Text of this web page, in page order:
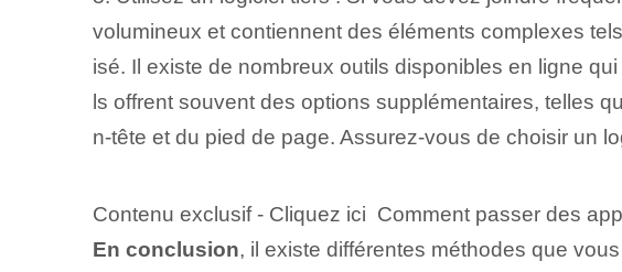
volumineux et contiennent des éléments complexes
isé. Il existe de nombreux outils disponibles en ligne
ls offrent souvent des options supplémentaires, telles
n-tête et du pied de page. Assurez-vous de choisir un
Contenu exclusif - Cliquez ici Comment passer des
En conclusion, il existe différentes méthodes que